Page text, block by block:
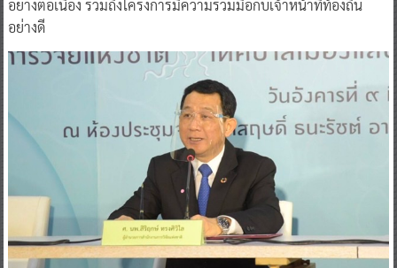
อย่างต่อเนื่อง รวมถึงโครงการมีความร่วมมือกับเจ้าหน้าที่ท้องถิ่น
อย่างดี